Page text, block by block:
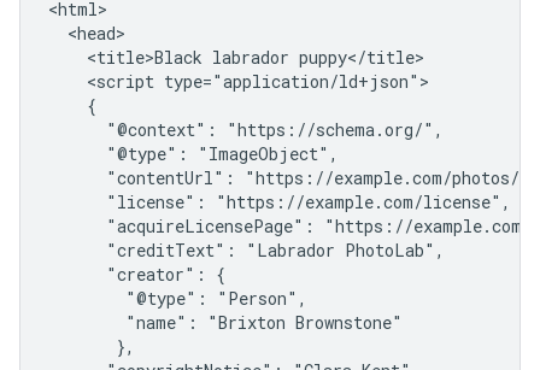
<html>
  <head>
    <title>Black labrador puppy</title>
    <script type="application/ld+json">
    {
      "@context": "https://schema.org/",
      "@type": "ImageObject",
"contentUrl": "https://example.com/photos/
      "license": "https://example.com/license",
"acquireLicensePage": "https://example.com/
      "creditText": "Labrador PhotoLab",
      "creator": {
        "@type": "Person",
        "name": "Brixton Brownstone"
       },